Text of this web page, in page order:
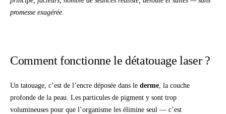
promesse exagérée.
Comment fonctionne le détatouage laser ?
Un tatouage, c’est de l’encre déposée dans le derme , la couche
profonde de la peau. Les particules de pigment y sont trop
volumineuses pour que l’organisme les élimine seul — c’est